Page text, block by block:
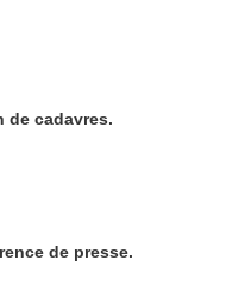
de cadavres.
de presse.